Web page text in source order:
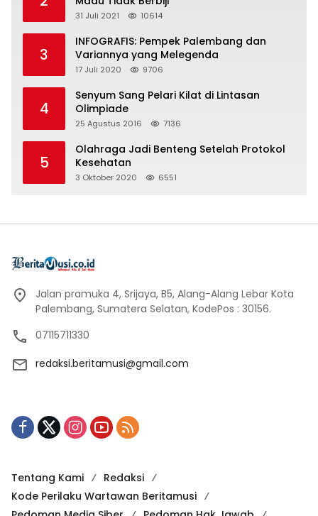
31 Juli 2021 10614
3
INFOGRAFIS: Pempek Palembang dan
Variannya yang Melegenda
17 Juli 2020 9706
4
Senyum Sang Pelari Kilat di Lintasan
Olimpiade
25 Agustus 2016 7136
5
Olahraga Jadi Benteng Setelah Protokol
Kesehatan
3 Oktober 2020 6551
Jalan pramuka 4, Srijaya, B5, Alang-Alang Lebar Kota
Palembang, Sumatera Selatan, KodePos : 30156.
07115711330
redaksi.beritamusi@gmail.com
Tentang Kami
Redaksi
Kode Perilaku Wartawan Beritamusi